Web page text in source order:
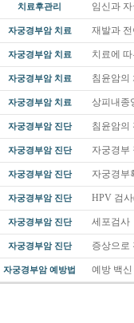
치료후관리 임신과
자궁경부암 치료 재발과
자궁경부암 치료 치료에
자궁경부암 치료 침윤암의
자궁경부암 치료 상피내종
자궁경부암 진단 침윤암의
자궁경부암 진단 자궁경부
자궁경부암 진단 자궁경부
자궁경부암 진단 HPV 검
자궁경부암 진단 세포검사
자궁경부암 진단 증상으로
자궁경부암 예방법 예방 백신